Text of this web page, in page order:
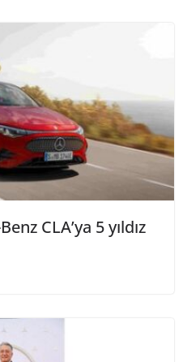
CLA’ya 5 yıldız